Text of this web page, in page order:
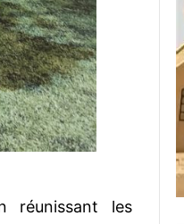
réunissant les